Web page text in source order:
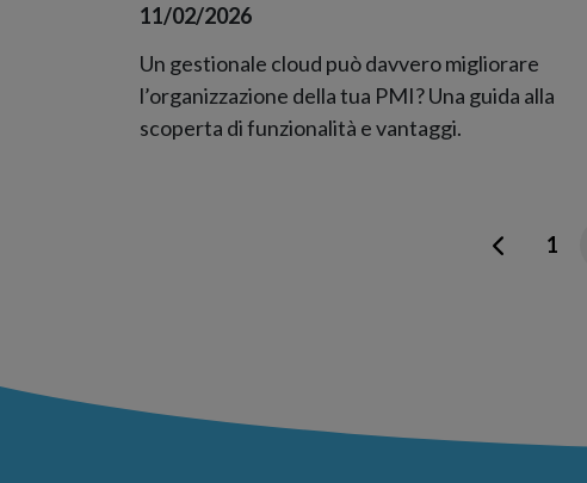
11/02/2026
Un gestionale cloud può davvero migliorare
l’organizzazione della tua PMI? Una guida alla
scoperta di funzionalità e vantaggi.
1